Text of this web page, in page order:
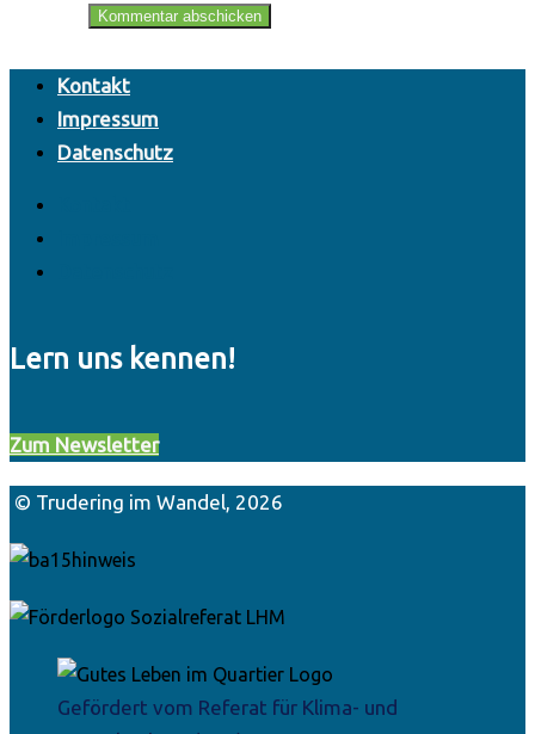
Kontakt
Impressum
Datenschutz
Lern uns kennen!
Zum Newsletter
© Trudering im Wandel, 2026
Gefördert vom Referat für Klima- und